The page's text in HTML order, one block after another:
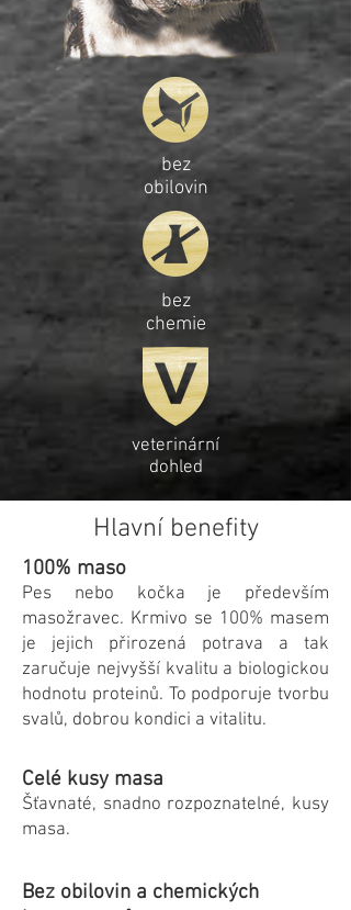
bez
obilovin
bez
chemie
veterinární
dohled
Hlavní benefity
100% maso
Pes nebo kočka je především
masožravec. Krmivo se 100% masem
je jejich přirozená potrava a tak
zaručuje nejvyšší kvalitu a biologickou
hodnotu proteinů. To podporuje tvorbu
svalů, dobrou kondici a vitalitu.
Celé kusy masa
Šťavnaté, snadno rozpoznatelné, kusy
masa.
Bez obilovin a chemických